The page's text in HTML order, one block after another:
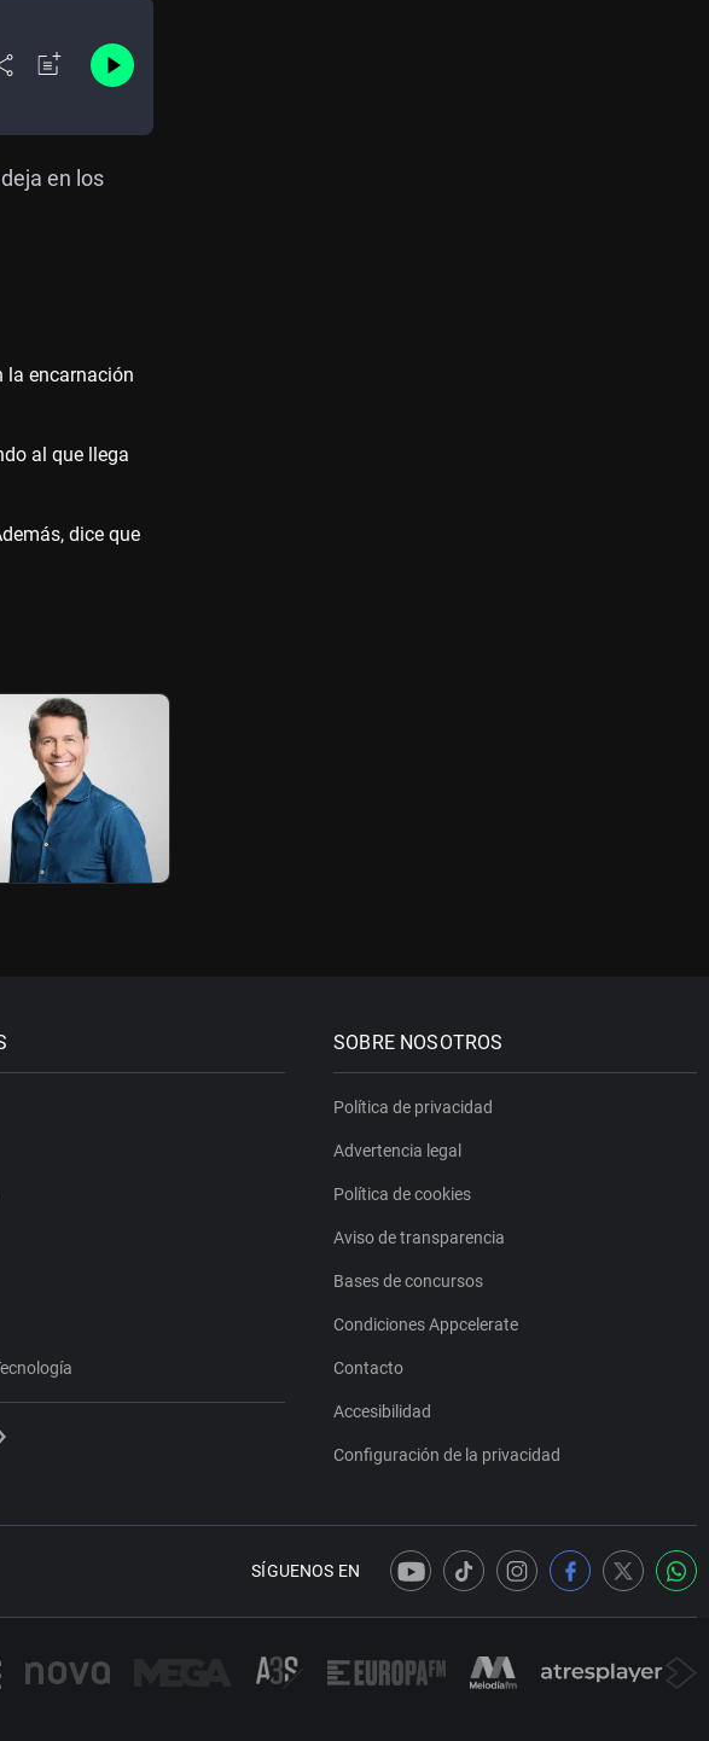
en los
la encarnación
al que llega
dice que
SOBRE NOSOTROS
Política de privacidad
Advertencia legal
Política de cookies
Aviso de transparencia
Bases de concursos
Condiciones Appcelerate
Contacto
Accesibilidad
Configuración de la privacidad
SÍGUENOS EN